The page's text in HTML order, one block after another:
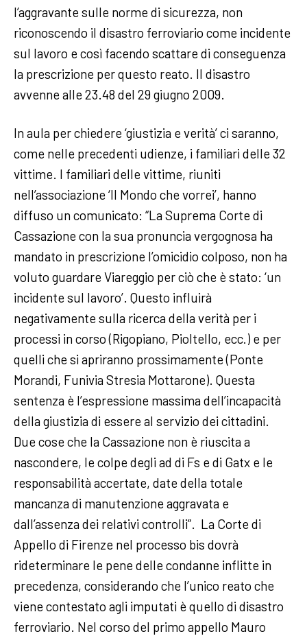
l’aggravante sulle norme di sicurezza, non
riconoscendo il disastro ferroviario come incidente
sul lavoro e così facendo scattare di conseguenza
la prescrizione per questo reato. Il disastro
avvenne alle 23.48 del 29 giugno 2009.
In aula per chiedere ‘giustizia e verità’ ci saranno,
come nelle precedenti udienze, i familiari delle 32
vittime. I familiari delle vittime, riuniti
nell’associazione ‘Il Mondo che vorrei’, hanno
diffuso un comunicato: “La Suprema Corte di
Cassazione con la sua pronuncia vergognosa ha
mandato in prescrizione l’omicidio colposo, non ha
voluto guardare Viareggio per ciò che è stato: ‘un
incidente sul lavoro’. Questo influirà
negativamente sulla ricerca della verità per i
processi in corso (Rigopiano, Pioltello, ecc.) e per
quelli che si apriranno prossimamente (Ponte
Morandi, Funivia Stresia Mottarone). Questa
sentenza è l’espressione massima dell’incapacità
della giustizia di essere al servizio dei cittadini.
Due cose che la Cassazione non è riuscita a
nascondere, le colpe degli ad di Fs e di Gatx e le
responsabilità accertate, date della totale
mancanza di manutenzione aggravata e
dall’assenza dei relativi controlli”. La Corte di
Appello di Firenze nel processo bis dovrà
rideterminare le pene delle condanne inflitte in
precedenza, considerando che l’unico reato che
viene contestato agli imputati è quello di disastro
ferroviario. Nel corso del primo appello Mauro